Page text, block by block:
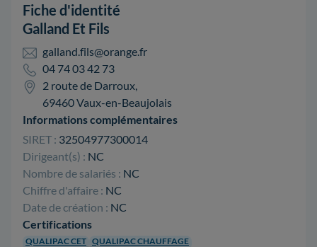
Fiche d'identité
Galland Et Fils
galland.fils@orange.fr
04 74 03 42 73
2 route de Darroux,
69460 Vaux-en-Beaujolais
Informations complémentaires
SIRET : 32504977300014
Dirigeant(s) : NC
Nombre de salariés : NC
Chiffre d'affaire : NC
Date de création : NC
Certifications
QUALIPAC CET QUALIPAC CHAUFFAGE